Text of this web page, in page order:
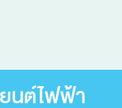
นต์ไฟฟ้า